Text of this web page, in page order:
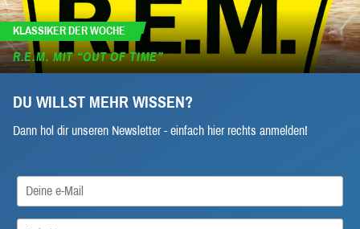
KLASSIKER DER WOCHE
R.E.M. MIT “OUT OF TIME”
DU WILLST MEHR WISSEN?
Dann hol dir unseren Newsletter - einfach hier rechts anmelden!